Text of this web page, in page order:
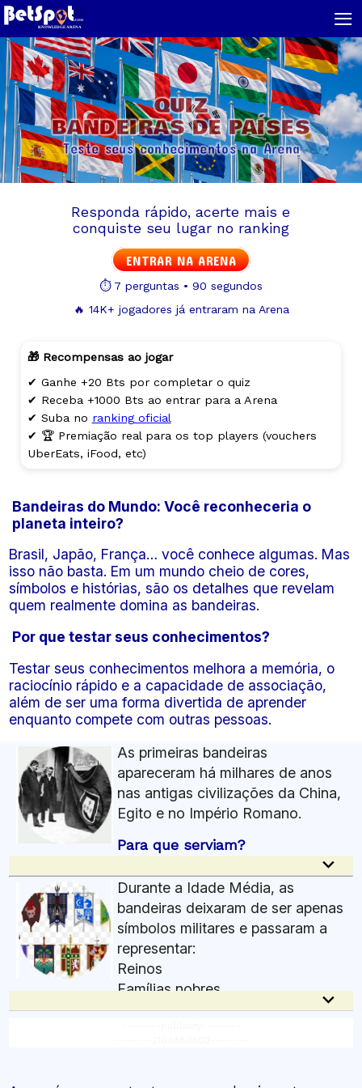
≡
QUIZ
BANDEIRAS DE PAÍSES
Teste seus conhecimentos na Arena
Responda rápido, acerte mais e
conquiste seu lugar no ranking
ENTRAR NA ARENA
⏱️ 7 perguntas • 90 segundos
🔥 14K+ jogadores já entraram na Arena
🎁 Recompensas ao jogar
✔ Ganhe +20 Bts por completar o quiz
✔ Receba +1000 Bts ao entrar para a Arena
✔ Suba no ranking oficial
✔ 🏆 Premiação real para os top players (vouchers
UberEats, iFood, etc)
Bandeiras do Mundo: Você reconheceria o
planeta inteiro?
Brasil, Japão, França… você conhece algumas. Mas
isso não basta. Em um mundo cheio de cores,
símbolos e histórias, são os detalhes que revelam
quem realmente domina as bandeiras.
Por que testar seus conhecimentos?
Testar seus conhecimentos melhora a memória, o
raciocínio rápido e a capacidade de associação,
além de ser uma forma divertida de aprender
enquanto compete com outras pessoas.
As primeiras bandeiras
apareceram há milhares de anos
nas antigas civilizações da China,
Egito e no Império Romano.
Para que serviam?
Elas tinham funções práticas, principalmente em
guerras e batalhas:
Identificar exércitos no campo de combate
Mostrar a posição de reis e comandantes
Diferenciar aliados e inimigos
Servir como símbolo de poder e autoridade
Como eram as primeiras bandeiras?
As primeiras versões eram diferentes das atuais:
keyboard_arrow_down
Durante a Idade Média, as
bandeiras deixaram de ser apenas
símbolos militares e passaram a
representar:
Reinos
Famílias nobres
Exércitos
Por que elas eram importantes?
keyboard_arrow_down